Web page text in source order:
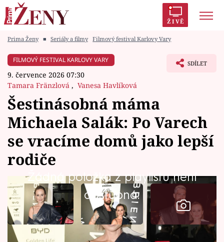
ŽIVĚ
Módní alarm
Zrádci Proměny
Témata
Celebrity
Vztahy
Seriály
Horoskopy
Prima Ženy ■ Seriály a filmy Filmový festival Karlovy Vary
FILMOVÝ FESTIVAL KARLOVY VARY
9. července 2026 07:30
Tamara Fränzlová , Vanesa Havlíková
SDÍLET
Šestinásobná máma
Michaela Salák: Po Varech
se vracíme domů jako lepší
rodiče
Žádná položka z playlistu není
dostupná.